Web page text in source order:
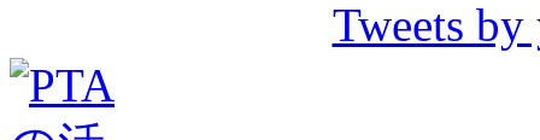
Tweets